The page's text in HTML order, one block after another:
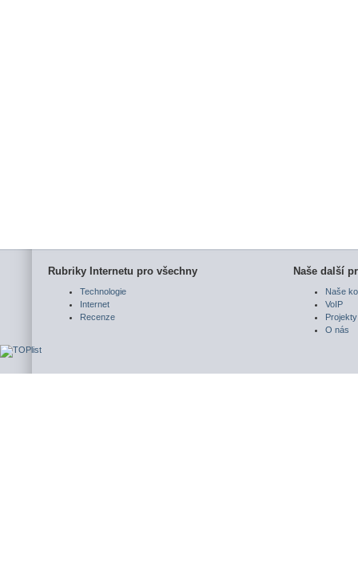
Rubriky Internetu pro všechny
Technologie
Internet
Recenze
Naše další
Naše
VoIP
Projekty
O nás